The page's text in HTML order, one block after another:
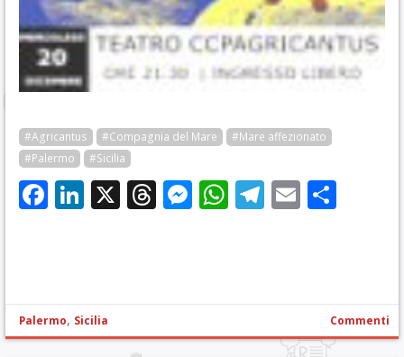
#Agricantus #Compagnia del Mare
#Mare affezionato
#Palermo
#Sicilia
Facebook
LinkedIn
X Threads
Messenger
WhatsApp
Telegram
Email
Palermo, Sicilia Commenti